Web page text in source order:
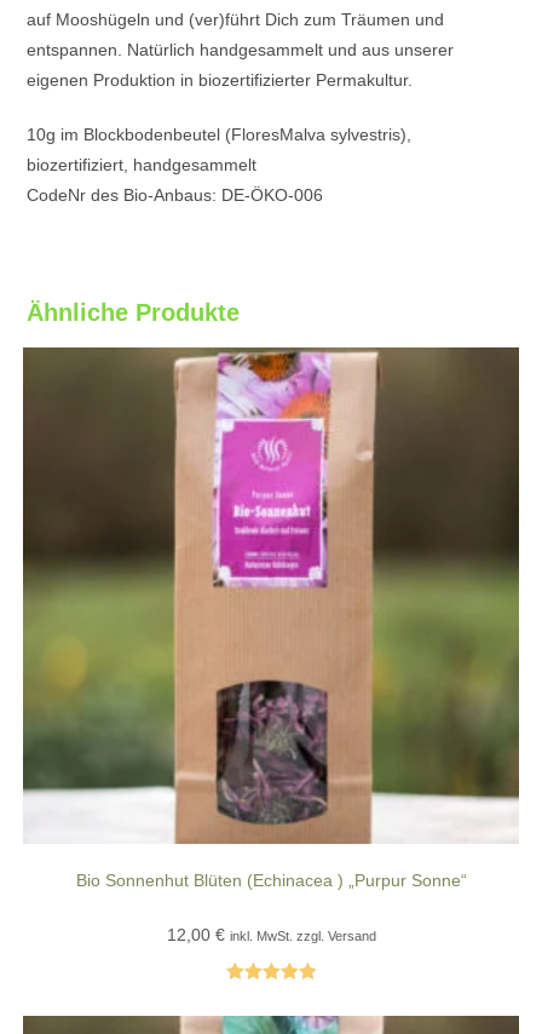
auf Mooshügeln und (ver)führt Dich zum Träumen und
entspannen. Natürlich handgesammelt und aus unserer
eigenen Produktion in biozertifizierter Permakultur.
10g im Blockbodenbeutel (FloresMalva sylvestris),
biozertifiziert, handgesammelt
CodeNr des Bio-Anbaus: DE-ÖKO-006
Ähnliche Produkte
Bio Sonnenhut Blüten (Echinacea ) „Purpur Sonne“
12,00 € inkl. MwSt. zzgl. Versand
5.00von 5